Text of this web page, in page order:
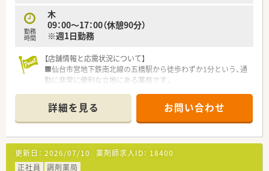
■医療ビル内に店舗を集中して展開することで、医療機関との強
固な連携と安定した経営基盤を確立しています。
■薬剤師会が主催する研修への参加費用を会社が負担するなど、
勤務
時間
木
09：00～17：00（休憩90分）
※週1日勤務
【店舗情報と応需状況について】
■仙台市営地下鉄南北線の五橋駅から徒歩わずか1分という、通
勤に非常に便利な立地にある薬局です。
に1日平均15～20枚の処方箋を応需しています。
■現在は常勤の薬剤師1名と医療事務スタッフ1名が在籍してお
り、落ち着いた環境で業務に取り組めます。
【勤務実態について】
■残業がほとんど発生しない職場環境のため、終業後のプライベ
ートな時間をしっかりと確保することができます。
詳細を見る お問い合わせ
更新日： 2026/07/10 薬剤師求人ID： 18400
正社員
調剤薬局